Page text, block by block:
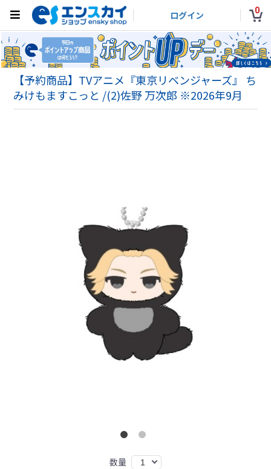
ログイン 0
【予約商品】TVアニメ『東京リベンジャーズ』 ち
みけもますこっと /(2)佐野 万次郎 ※2026年9月
数量 1